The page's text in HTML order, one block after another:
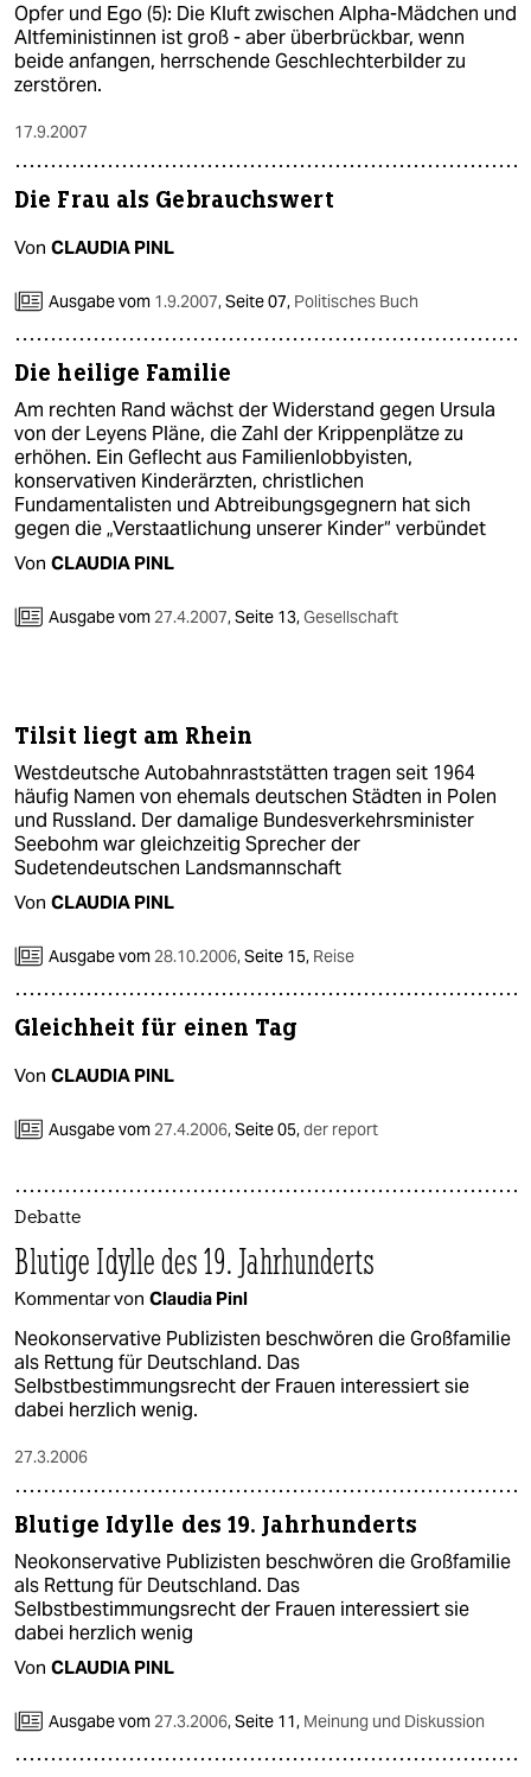
Opfer und Ego (5): Die Kluft zwischen Alpha-Mädchen und
Altfeministinnen ist groß - aber überbrückbar, wenn
beide anfangen, herrschende Geschlechterbilder zu
zerstören.
17.9.2007
Die Frau als Gebrauchswert
Von CLAUDIA PINL
Ausgabe vom 1.9.2007,Seite 07, Politisches Buch
Die heilige Familie
Am rechten Rand wächst der Widerstand gegen Ursula
von der Leyens Pläne, die Zahl der Krippenplätze zu
erhöhen. Ein Geflecht aus Familienlobbyisten,
konservativen Kinderärzten, christlichen
Fundamentalisten und Abtreibungsgegnern hat sich
gegen die „Verstaatlichung unserer Kinder“ verbündet
Von CLAUDIA PINL
Ausgabe vom 27.4.2007,Seite 13,Gesellschaft
Tilsit liegt am Rhein
Westdeutsche Autobahnraststätten tragen seit 1964
häufig Namen von ehemals deutschen Städten in Polen
und Russland. Der damalige Bundesverkehrsminister
Seebohm war gleichzeitig Sprecher der
Sudetendeutschen Landsmannschaft
Von CLAUDIA PINL
Ausgabe vom 28.10.2006,Seite 15, Reise
Gleichheit für einen Tag
Von CLAUDIA PINL
Ausgabe vom 27.4.2006,Seite 05,der report
Debatte
Blutige Idylle des 19. Jahrhunderts
Kommentar von Claudia Pinl
Neokonservative Publizisten beschwören die Großfamilie
als Rettung für Deutschland. Das
Selbstbestimmungsrecht der Frauen interessiert sie
dabei herzlich wenig.
27.3.2006
Blutige Idylle des 19. Jahrhunderts
Neokonservative Publizisten beschwören die Großfamilie
als Rettung für Deutschland. Das
Selbstbestimmungsrecht der Frauen interessiert sie
dabei herzlich wenig
Von CLAUDIA PINL
Ausgabe vom 27.3.2006,Seite 11, Meinung und Diskussion